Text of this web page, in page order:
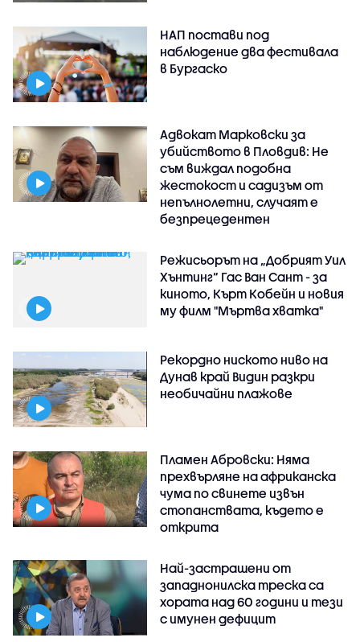
НАП постави под
наблюдение два фестивала
в Бургаско
Адвокат Марковски за
убийството в Пловдив: Не
съм виждал подобна
жестокост и садизъм от
непълнолетни, случаят е
безпрецедентен
Режисьорът на „Добрият Уил
Хънтинг“ Гас Ван Сант - за
киното, Кърт Кобейн и новия
му филм "Мъртва хватка"
Рекордно ниското ниво на
Дунав край Видин разкри
необичайни плажове
Пламен Абровски: Няма
прехвърляне на африканска
чума по свинете извън
стопанствата, където е
открита
Най-застрашени от
западнонилска треска са
хората над 60 години и тези
с имунен дефицит